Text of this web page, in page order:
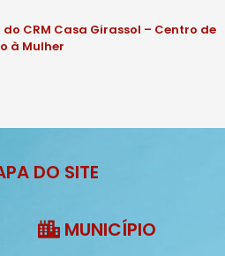
CRM Casa Girassol – Centro de
à Mulher
DO SITE
MUNICÍPIO